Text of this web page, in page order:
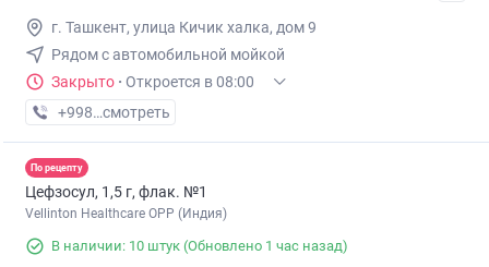
г. Ташкент, улица Кичик халка, дом 9
Рядом с автомобильной мойкой
Закрыто · Откроется в 08:00
+998 (78) XXX-XX-XX
смотреть
По рецепту
Цефзосул, 1,5 г, флак. №1
Vellinton Healthcare OPP (Индия)
В наличии: 10 штук (Обновлено 1 час назад)